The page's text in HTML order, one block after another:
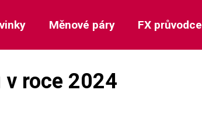
Měnové páry FX průvodce
v roce 2024